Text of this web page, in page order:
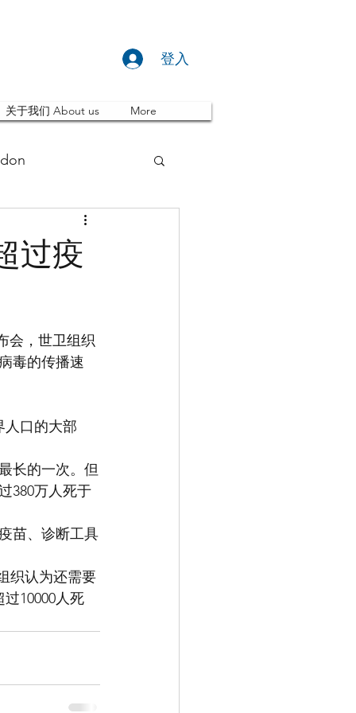
登入
关于我们 About us More
过疫
会，世卫组织
毒的传播速
口的大部
长的一次。但
380万人死于
苗、诊断工具
织认为还需要
10000人死